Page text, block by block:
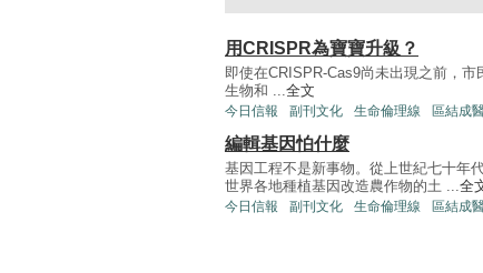
用CRISPR為寶寶升級？
即使在CRISPR-Cas9尚未出現之前，
生物和 ...全文
今日信報 副刊文化 生命倫理線 區結成
編輯基因怕什麼
基因工程不是新事物。從上世紀七十年
世界各地種植基因改造農作物的土 ...全
今日信報 副刊文化 生命倫理線 區結成